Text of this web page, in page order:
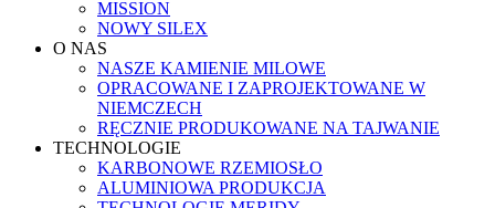
MISSION
NOWY SILEX
O NAS
NASZE KAMIENIE MILOWE
OPRACOWANE I ZAPROJEKTOWANE W
NIEMCZECH
RĘCZNIE PRODUKOWANE NA TAJWANIE
TECHNOLOGIE
KARBONOWE RZEMIOSŁO
ALUMINIOWA PRODUKCJA